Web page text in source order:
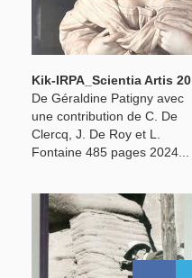
Kik-IRPA_Scientia Artis 20
De Géraldine Patigny avec
une contribution de C. De
Clercq, J. De Roy et L.
Fontaine 485 pages 2024...